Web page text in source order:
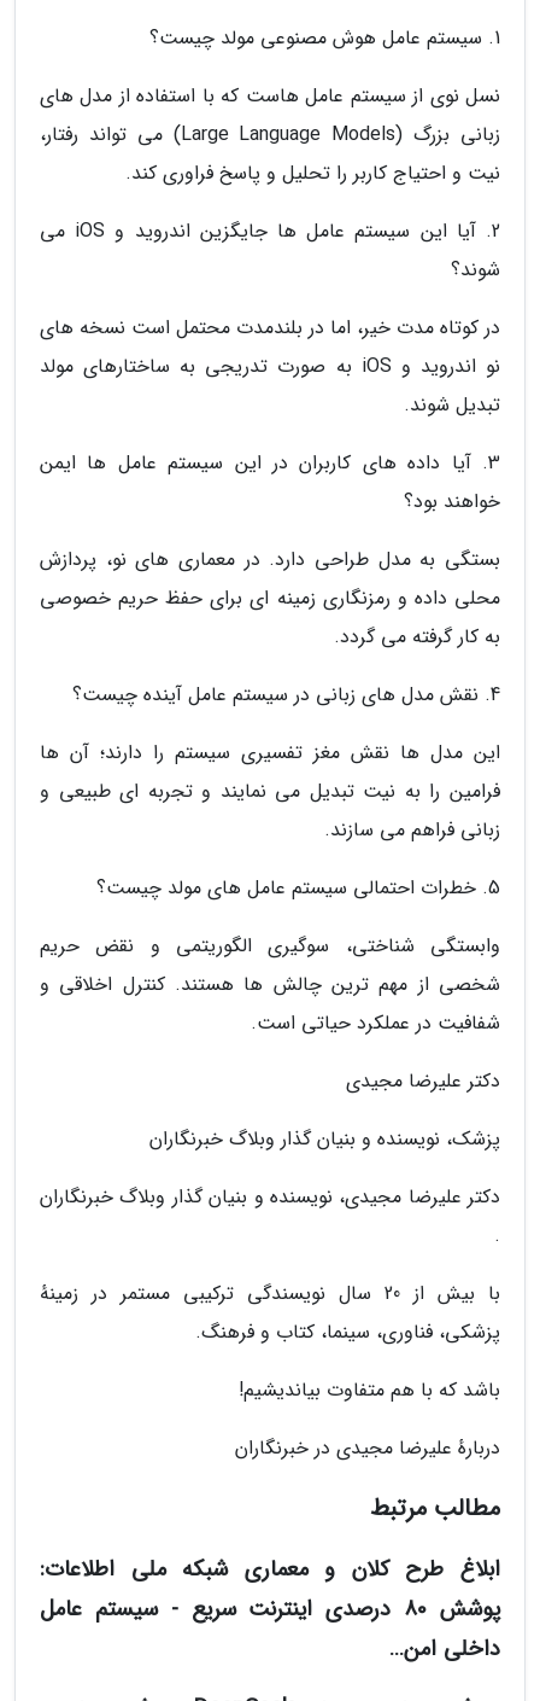
1. سیستم عامل هوش مصنوعی مولد چیست؟
نسل نوی از سیستم عامل هاست که با استفاده از مدل های
زبانی بزرگ (Large Language Models) می تواند رفتار،
نیت و احتیاج کاربر را تحلیل و پاسخ فراوری کند.
2. آیا این سیستم عامل ها جایگزین اندروید و iOS می
شوند؟
در کوتاه مدت خیر، اما در بلندمدت محتمل است نسخه های
نو اندروید و iOS به صورت تدریجی به ساختارهای مولد
تبدیل شوند.
3. آیا داده های کاربران در این سیستم عامل ها ایمن
خواهند بود؟
بستگی به مدل طراحی دارد. در معماری های نو، پردازش
محلی داده و رمزنگاری زمینه ای برای حفظ حریم خصوصی
به کار گرفته می گردد.
4. نقش مدل های زبانی در سیستم عامل آینده چیست؟
این مدل ها نقش مغز تفسیری سیستم را دارند؛ آن ها
فرامین را به نیت تبدیل می نمایند و تجربه ای طبیعی و
زبانی فراهم می سازند.
5. خطرات احتمالی سیستم عامل های مولد چیست؟
وابستگی شناختی، سوگیری الگوریتمی و نقض حریم
شخصی از مهم ترین چالش ها هستند. کنترل اخلاقی و
شفافیت در عملکرد حیاتی است.
دکتر علیرضا مجیدی
پزشک، نویسنده و بنیان گذار وبلاگ خبرنگاران
دکتر علیرضا مجیدی، نویسنده و بنیان گذار وبلاگ خبرنگاران
.
با بیش از 20 سال نویسندگی ترکیبی مستمر در زمینهٔ
پزشکی، فناوری، سینما، کتاب و فرهنگ.
باشد که با هم متفاوت بیاندیشیم!
دربارهٔ علیرضا مجیدی در خبرنگاران
مطالب مرتبط
ابلاغ طرح کلان و معماری شبکه ملی اطلاعات:
پوشش 80 درصدی اینترنت سریع - سیستم عامل
داخلی امن…